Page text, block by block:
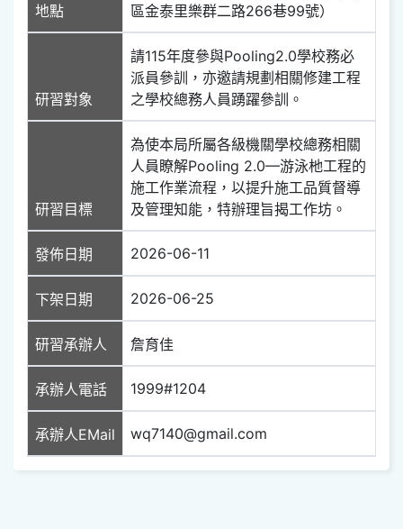
地點
區金泰里樂群二路266巷99號）
研習對象
請115年度參與Pooling2.0學校務必
派員參訓，亦邀請規劃相關修建工程
之學校總務人員踴躍參訓。
研習目標
為使本局所屬各級機關學校總務相關
人員瞭解Pooling 2.0—游泳杝工程的
施工作業流程，以提升施工品質督導
及管理知能，特辦理旨揭工作坊。
發佈日期 2026-06-11
下架日期 2026-06-25
研習承辦人 詹育佳
承辦人電話 1999#1204
承辦人EMail wq7140@gmail.com